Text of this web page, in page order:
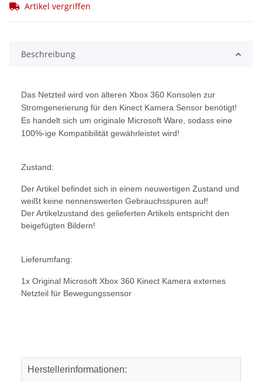
Artikel vergriffen
Beschreibung
Das Netzteil wird von älteren Xbox 360 Konsolen zur
Stromgenerierung für den Kinect Kamera Sensor benötigt!
Es handelt sich um originale Microsoft Ware, sodass eine
100%-ige Kompatibilität gewährleistet wird!
Zustand:
Der Artikel befindet sich in einem neuwertigen Zustand und
weißt keine nennenswerten Gebrauchsspuren auf!
Der Artikelzustand des gelieferten Artikels entspricht den
beigefügten Bildern!
Lieferumfang:
1x Original Microsoft Xbox 360 Kinect Kamera externes
Netzteil für Bewegungssensor
Herstellerinformationen: